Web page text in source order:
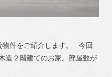
物件をご紹介します。 今回
造２階建てのお家。部屋数が